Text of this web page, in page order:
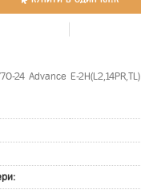
24 Advance E-2H(L2,14PR,TL)